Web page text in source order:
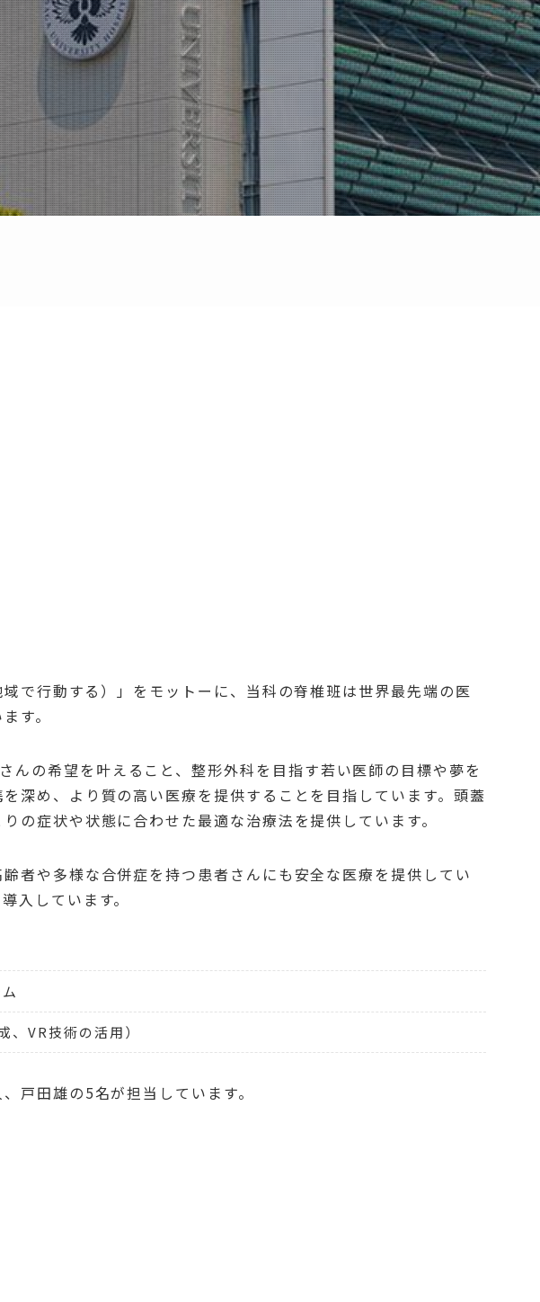
行動する）」をモットーに、当科の脊椎班は世界最先端の医
す。
の希望を叶えること、整形外科を目指す若い医師の目標や夢を
深め、より質の高い医療を提供することを目指しています。頭蓋
の症状や状態に合わせた最適な治療法を提供しています。
者や多様な合併症を持つ患者さんにも安全な医療を提供してい
入しています。
VR技術の活用）
戸田雄の5名が担当しています。